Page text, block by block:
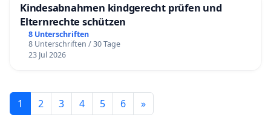
Kindesabnahmen kindgerecht prüfen und
Elternrechte schützen
8 Unterschriften
8 Unterschriften / 30 Tage
23 Jul 2026
1 2 3 4 5 6 »